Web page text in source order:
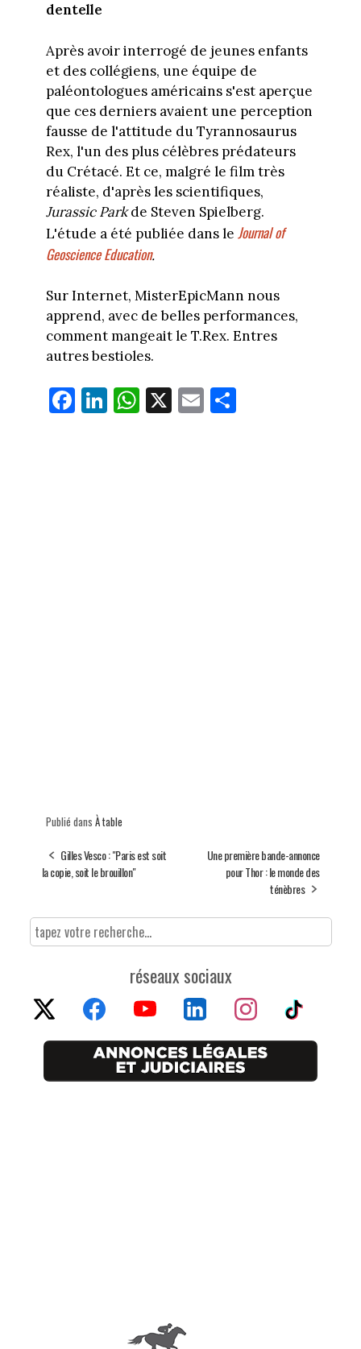
dentelle
Après avoir interrogé de jeunes enfants
et des collégiens, une équipe de
paléontologues américains s'est aperçue
que ces derniers avaient une perception
fausse de l'attitude du Tyrannosaurus
Rex, l'un des plus célèbres prédateurs
du Crétacé. Et ce, malgré le film très
réaliste, d'après les scientifiques,
Jurassic Parkde Steven Spielberg.
L'étude a été publiée dans le Journal of
Geoscience Education.
Sur Internet, MisterEpicMann nous
apprend, avec de belles performances,
comment mangeait le T.Rex. Entres
autres bestioles.
Fa
ce
Li
nk
W
ha
X E
m
Pa
Publié dans À table
Gilles Vesco : "Paris est soit
la copie, soit le brouillon"
Une première bande-annonce
pour Thor : le monde des
ténèbres
réseaux sociaux